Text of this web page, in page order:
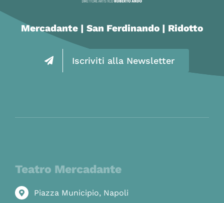
Mercadante | San Ferdinando | Ridotto
Iscriviti alla Newsletter
Teatro Mercadante
Piazza Municipio, Napoli